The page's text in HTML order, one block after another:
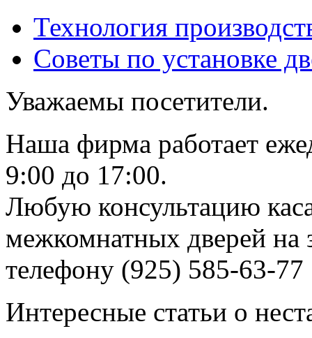
Технология
Советы по установке
Уважаемы посетители.
Наша фирма работает
9:00 до 17:00.
Любую консультацию
межкомнатных дверей на
телефону (925) 585-63-77
Интересные статьи о